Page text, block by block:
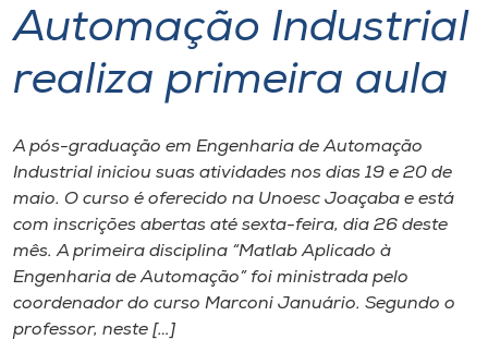
Atendimento ao Estudante
Portal de Ensino
A
Internacionalização
I.nova
Automação Industrial
realiza primeira aula
A pós-graduação em Engenharia de Automação
Industrial iniciou suas atividades nos dias 19 e 20 de
maio. O curso é oferecido na Unoesc Joaçaba e está
com inscrições abertas até sexta-feira, dia 26 deste
mês. A primeira disciplina “Matlab Aplicado à
Engenharia de Automação” foi ministrada pelo
coordenador do curso Marconi Januário. Segundo o
professor, neste […]